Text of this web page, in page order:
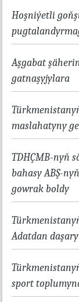
Hoşniýetli
Aşgabat
gatnaşyjylara
maslahatyny
TDHÇMB-nyň
bahasy ABŞ-
gowrak boldy
Adatdan
sport